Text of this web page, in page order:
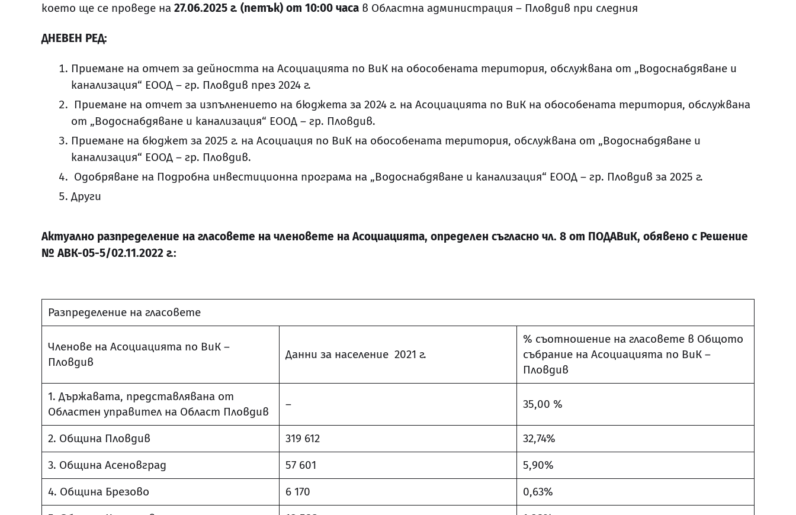
което ще се проведе на 27.06.2025 г. (петък) от 10:00 часа в Областна администрация – Пловдив при следния
ДНЕВЕН РЕД:
Приемане на отчет за дейността на Асоциацията по ВиК на обособената територия, обслужвана от „Водоснабдяване и
канализация“ ЕООД – гр. Пловдив през 2024 г.
Приемане на отчет за изпълнението на бюджета за 2024 г. на Асоциацията по ВиК на обособената територия, обслужвана
от „Водоснабдяване и канализация“ ЕООД – гр. Пловдив.
Приемане на бюджет за 2025 г. на Асоциация по ВиК на обособената територия, обслужвана от „Водоснабдяване и
канализация“ ЕООД – гр. Пловдив.
Одобряване на Подробна инвестиционна програма на „Водоснабдяване и канализация“ ЕООД – гр. Пловдив за 2025 г.
Други
Актуално разпределение на гласовете на членовете на Асоциацията, определен съгласно чл. 8 от ПОДАВиК, обявено с Решение
№ АВК-05-5/02.11.2022 г.:
Разпределение на гласовете
Членове на Асоциацията по ВиК –
Пловдив
Данни за население 2021 г.
% съотношение на гласовете в Общото
събрание на Асоциацията по ВиК –
Пловдив
1. Държавата, представлявана от
Областен управител на Област Пловдив
– 35,00 %
2. Община Пловдив 319 612
32,74%
3. Община Асеновград
57 601
5,90%
4. Община Брезово
6 170
0,63%